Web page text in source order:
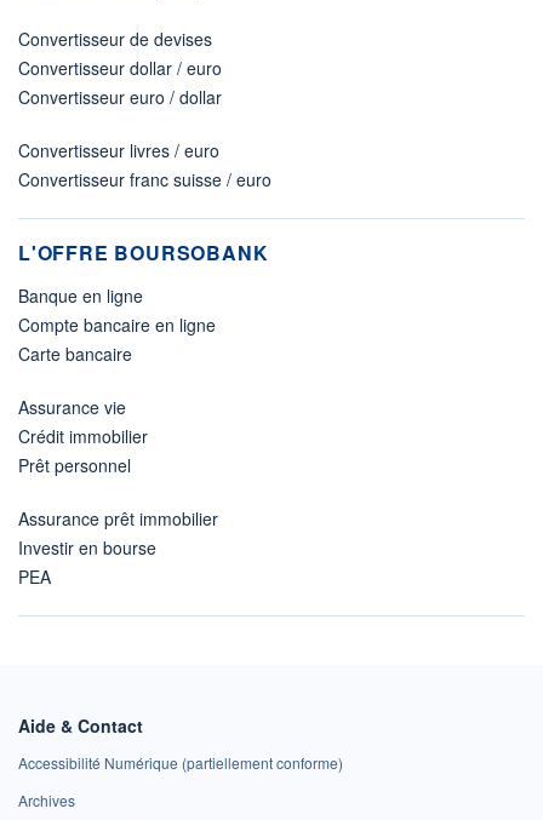
Convertisseur de devises
Convertisseur dollar / euro
Convertisseur euro / dollar
Convertisseur livres / euro
Convertisseur franc suisse / euro
L'OFFRE BOURSOBANK
Banque en ligne
Compte bancaire en ligne
Carte bancaire
Assurance vie
Crédit immobilier
Prêt personnel
Assurance prêt immobilier
Investir en bourse
PEA
Aide & Contact
Accessibilité Numérique (partiellement conforme)
Archives